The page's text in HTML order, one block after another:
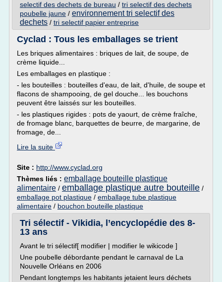
selectif des dechets de bureau / tri selectif des dechets
poubelle jaune / environnement tri selectif des
dechets / tri selectif papier entreprise
Cyclad : Tous les emballages se trient
Les briques alimentaires : briques de lait, de soupe, de
crème liquide...
Les emballages en plastique :
- les bouteilles : bouteilles d'eau, de lait, d'huile, de soupe et
flacons de shampooing, de gel douche... les bouchons
peuvent être laissés sur les bouteilles.
- les plastiques rigides : pots de yaourt, de crème fraîche,
de fromage blanc, barquettes de beurre, de margarine, de
fromage, de...
Lire la suite
Site : http://www.cyclad.org
Thèmes liés : emballage bouteille plastique
alimentaire / emballage plastique autre bouteille /
emballage pot plastique / emballage tube plastique
alimentaire / bouchon bouteille plastique
Tri sélectif - Vikidia, l’encyclopédie des 8-
13 ans
Avant le tri sélectif[ modifier | modifier le wikicode ]
Une poubelle débordante pendant le carnaval de La
Nouvelle Orléans en 2006
Pendant longtemps les habitants jetaient leurs déchets